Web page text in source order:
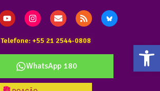
Telefone: +55 21 2544-0808
WhatsApp 180